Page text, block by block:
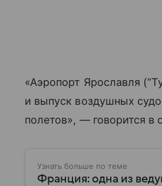
«Аэропорт Ярославля
и выпуск воздушных
полетов», — говорится в
Узнать больше по теме
Франция: одна из